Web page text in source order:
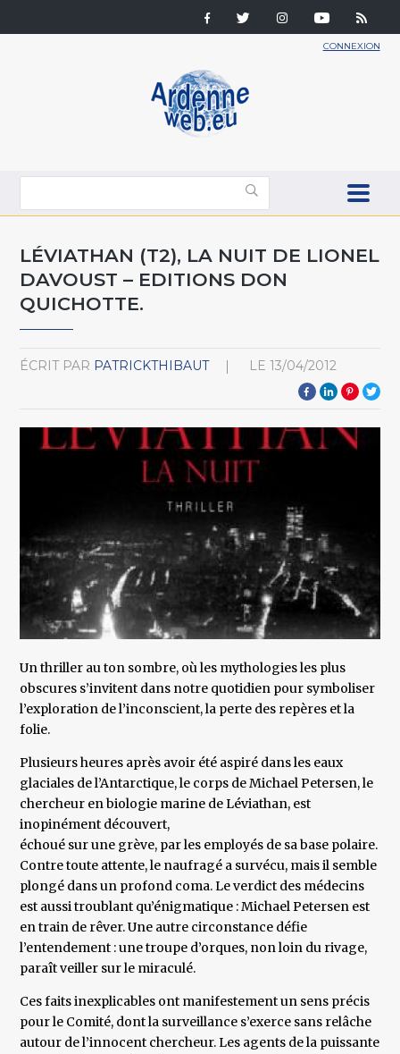
CONNEXION
LÉVIATHAN (T2), LA NUIT DE LIONEL
DAVOUST – EDITIONS DON
QUICHOTTE.
ÉCRIT PAR PATRICKTHIBAUT LE 13/04/2012
Un thriller au ton sombre, où les mythologies les plus
obscures s’invitent dans notre quotidien pour symboliser
l’exploration de l’inconscient, la perte des repères et la
folie.
Plusieurs heures après avoir été aspiré dans les eaux
glaciales de l’Antarctique, le corps de Michael Petersen, le
chercheur en biologie marine de Léviathan, est
inopinément découvert,
échoué sur une grève, par les employés de sa base polaire.
Contre toute attente, le naufragé a survécu, mais il semble
plongé dans un profond coma. Le verdict des médecins
est aussi troublant qu’énigmatique : Michael Petersen est
en train de rêver. Une autre circonstance défie
l’entendement : une troupe d’orques, non loin du rivage,
paraît veiller sur le miraculé.
Ces faits inexplicables ont manifestement un sens précis
pour le Comité, dont la surveillance s’exerce sans relâche
autour de l’innocent chercheur. Les agents de la puissante